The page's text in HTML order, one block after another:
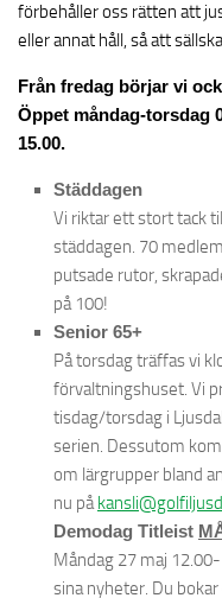
förbehåller oss rätten att
eller annat håll, så att
Från fredag börjar vi
Öppet måndag-torsdag
15.00.
Städdagen
Vi riktar ett stort tack
städdagen. 70
putsade rutor,
på 100!
Senior 65+
På torsdag träffas vi
förvaltningshuset. Vi
tisdag/torsdag i
serien. Dessutom
om lärgrupper bland
nu på
Demodag Titleist
Måndag 27 maj
sina nyheter. Du